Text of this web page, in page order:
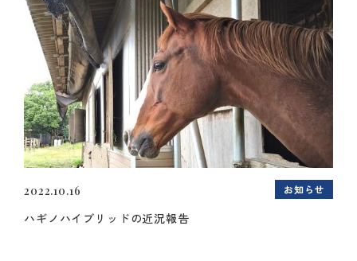
2022.10.16 お知らせ
ハギノハイブリッドの近況報告